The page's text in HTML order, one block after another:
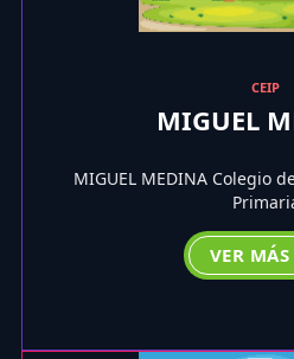
CEIP
MIGUEL
MIGUEL MEDINA Colegio
VER MÁS